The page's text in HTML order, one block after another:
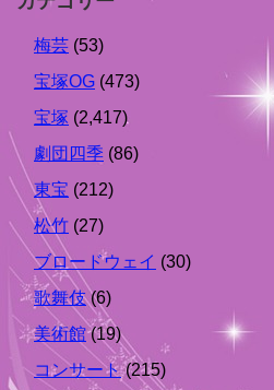
梅芸 (53)
宝塚OG (473)
宝塚 (2,417)
劇団四季 (86)
東宝 (212)
松竹 (27)
ブロードウェイ (30)
歌舞伎(6)
美術館(19)
コンサート(215)